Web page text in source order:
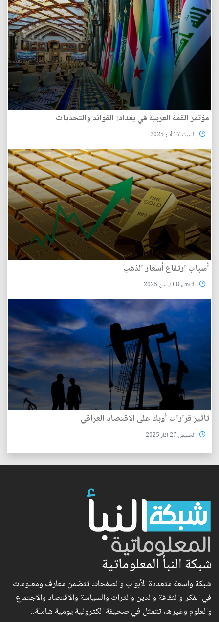
مؤتمر القمّة العربية في بغداد: الفوائد والتحديات
السبت 17 آيار 2025
أسباب ارتفاع أسعار الذهب
الثلاثاء 08 نيسان 2025
تأثير قرارات أوبك على الاقتصاد العراقي
الخميس 27 آذار 2025
شبكة النبأ المعلوماتية
شبكة واسعة متعددة الأبواب والصفحات تتضمن معارف ومعلومات
في الفكر والثقافة والدين والتراث والسياسة والاقتصاد والاجتماع
والعلوم وغيرها، تتمثل في صحيفة الكترونية يومية شاملة..